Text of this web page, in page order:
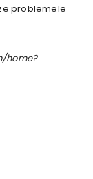
problemele
home?